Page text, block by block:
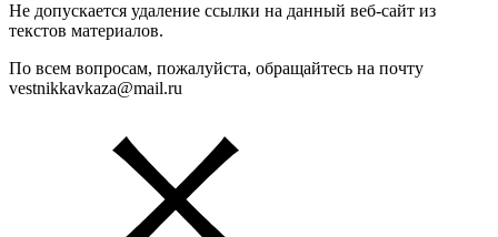
Не допускается удаление ссылки на данный веб-сайт из
текстов материалов.
По всем вопросам, пожалуйста, обращайтесь на почту
vestnikkavkaza@mail.ru